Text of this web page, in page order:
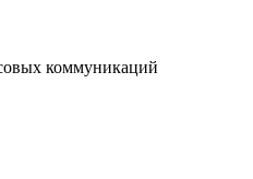
коммуникаций